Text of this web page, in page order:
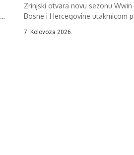
Zrinjski otvara novu sezonu Wwin
Bosne i Hercegovine utakmicom
7. Kolovoza 2026.